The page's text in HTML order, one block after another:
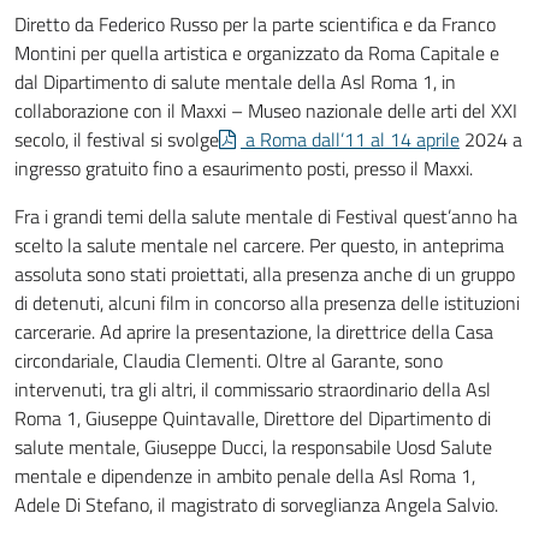
Diretto da Federico Russo per la parte scientifica e da Franco
Montini per quella artistica e organizzato da Roma Capitale e
dal Dipartimento di salute mentale della Asl Roma 1, in
collaborazione con il Maxxi – Museo nazionale delle arti del XXI
secolo, il festival si svolge
a Roma dall’11 al 14 aprile 2024 a
ingresso gratuito fino a esaurimento posti, presso il Maxxi.
Fra i grandi temi della salute mentale di Festival quest’anno ha
scelto la salute mentale nel carcere. Per questo, in anteprima
assoluta sono stati proiettati, alla presenza anche di un gruppo
di detenuti, alcuni film in concorso alla presenza delle istituzioni
carcerarie. Ad aprire la presentazione, la direttrice della Casa
circondariale, Claudia Clementi. Oltre al Garante, sono
intervenuti, tra gli altri, il commissario straordinario della Asl
Roma 1, Giuseppe Quintavalle, Direttore del Dipartimento di
salute mentale, Giuseppe Ducci, la responsabile Uosd Salute
mentale e dipendenze in ambito penale della Asl Roma 1,
Adele Di Stefano, il magistrato di sorveglianza Angela Salvio.